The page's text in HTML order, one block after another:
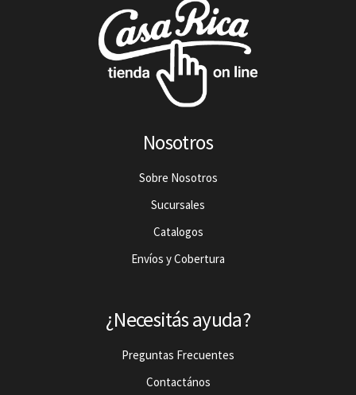
Nosotros
Sobre Nosotros
Sucursales
Catalogos
Envíos y Cobertura
¿Necesitás ayuda?
Preguntas Frecuentes
Contactános